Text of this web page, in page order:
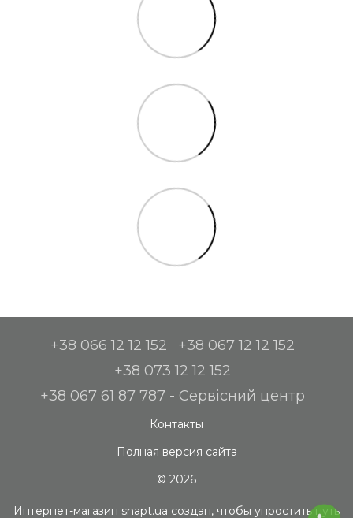
+38 066 12 12 152
+38 067 12 12 152
+38 073 12 12 152
+38 067 61 87 787 - Сервісний центр
Контакты
Полная версия сайта
© 2026
Интернет-магазин snapt.ua создан, чтобы упростить путь